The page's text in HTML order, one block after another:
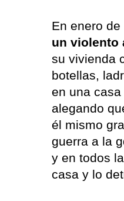
En enero
un violento
su vivienda
botellas,
en una
alegando
él mismo
guerra a la
y en todos
casa y lo